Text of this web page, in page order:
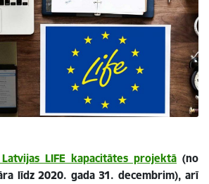
LIFE kapacitātes projektā (no
līdz 2020. gada 31. decembrim), arī